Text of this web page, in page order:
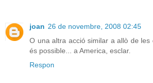
joan 26 de novembre, 2008 02:45
O una altra acció similar a allò de les
és possible... a America, esclar.
Respon